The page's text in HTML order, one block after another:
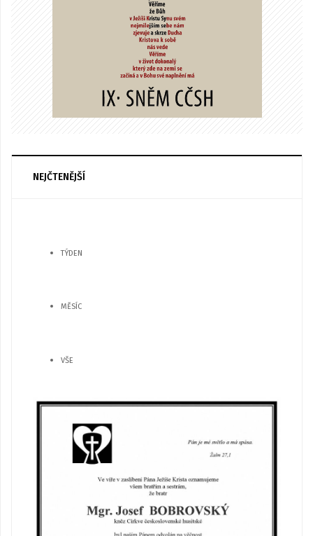
NEJČTENĚJŠÍ
TÝDEN
MĚSÍC
VŠE